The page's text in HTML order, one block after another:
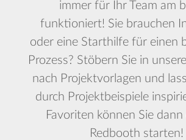
immer für Ihr Team am
funktioniert! Sie brauchen
oder eine Starthilfe für einen
Prozess? Stöbern Sie in
nach Projektvorlagen und
durch Projektbeispiele
Favoriten können Sie
Redbooth starten!